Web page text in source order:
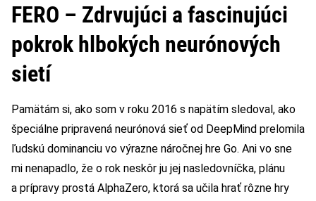
FERO – Zdrvujúci a fascinujúci
pokrok hlbokých neurónových
sietí
Pamätám si, ako som v roku 2016 s napätím sledoval, ako
špeciálne pripravená neurónová sieť od DeepMind prelomila
ľudskú dominanciu vo výrazne náročnej hre Go. Ani vo sne
mi nenapadlo, že o rok neskôr ju jej nasledovníčka, plánu
a prípravy prostá AlphaZero, ktorá sa učila hrať rôzne hry